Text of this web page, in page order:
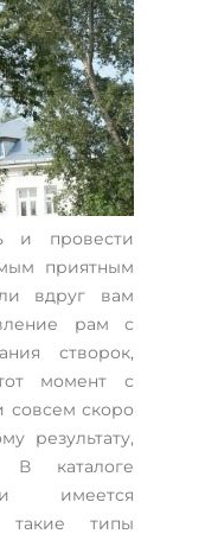
и провести
приятным
вдруг вам
рам с
створок,
момент с
совсем скоро
результату,
каталоге
имеется
такие типы